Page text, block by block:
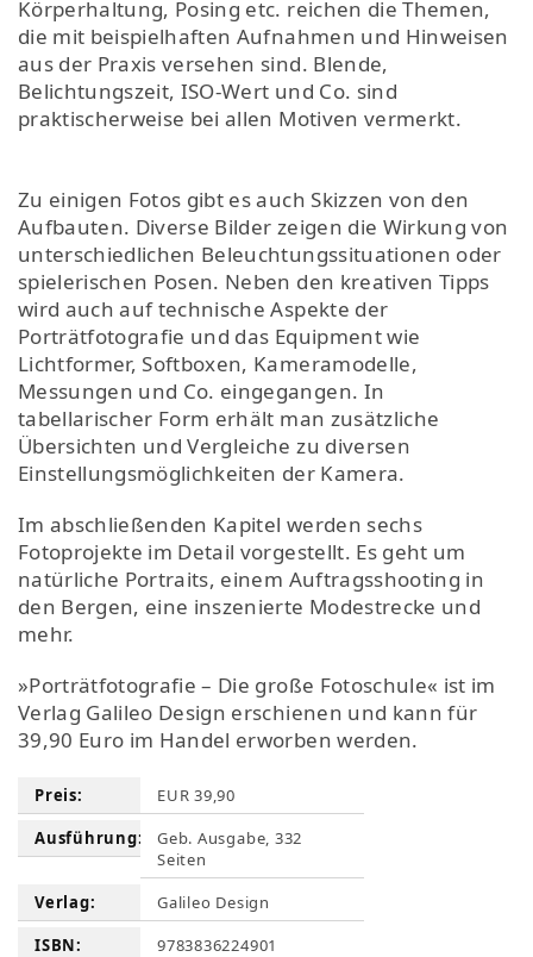
Körperhaltung, Posing etc. reichen die Themen,
die mit beispielhaften Aufnahmen und Hinweisen
aus der Praxis versehen sind. Blende,
Belichtungszeit, ISO-Wert und Co. sind
praktischerweise bei allen Motiven vermerkt.
Zu einigen Fotos gibt es auch Skizzen von den
Aufbauten. Diverse Bilder zeigen die Wirkung von
unterschiedlichen Beleuchtungssituationen oder
spielerischen Posen. Neben den kreativen Tipps
wird auch auf technische Aspekte der
Porträtfotografie und das Equipment wie
Lichtformer, Softboxen, Kameramodelle,
Messungen und Co. eingegangen. In
tabellarischer Form erhält man zusätzliche
Übersichten und Vergleiche zu diversen
Einstellungsmöglichkeiten der Kamera.
Im abschließenden Kapitel werden sechs
Fotoprojekte im Detail vorgestellt. Es geht um
natürliche Portraits, einem Auftragsshooting in
den Bergen, eine inszenierte Modestrecke und
mehr.
»Porträtfotografie – Die große Fotoschule« ist im
Verlag Galileo Design erschienen und kann für
39,90 Euro im Handel erworben werden.
Preis:
EUR 39,90
Ausführung:
Geb. Ausgabe, 332
Seiten
Verlag:
Galileo Design
ISBN:
9783836224901